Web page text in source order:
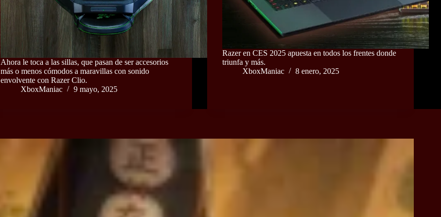
Ahora le toca a las sillas, que pasan de ser accesorios
más o menos cómodos a maravillas con sonido
envolvente con Razer Clio.
XboxManiac
9 mayo, 2025
Razer en CES 2025 apuesta en todos los frentes donde
triunfa y más.
XboxManiac
8 enero, 2025